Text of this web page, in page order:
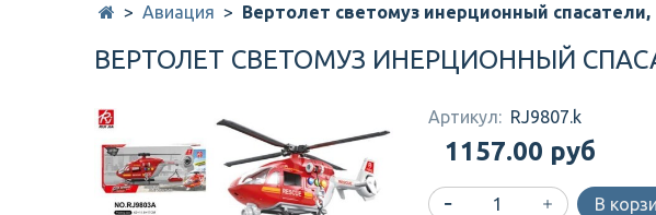
Авиация Вертолет светомуз инерционный спасатели,
ВЕРТОЛЕТ СВЕТОМУЗ ИНЕРЦИОННЫЙ
Артикул: RJ9807.k
1157.00 руб
В